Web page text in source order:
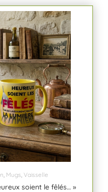
, Mugs, Vaisselle
soient le fêlés… »